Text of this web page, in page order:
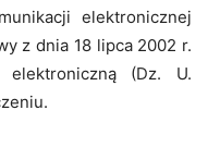
elektronicznej
z dnia 18 lipca 2002 r.
(Dz. U.